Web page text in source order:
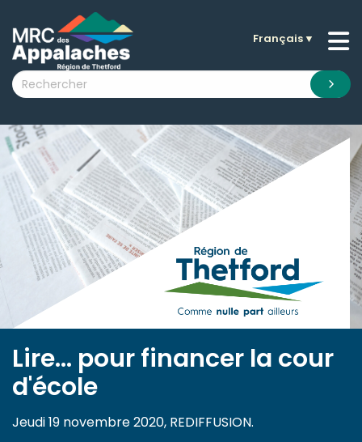
submenu (La MRC )
submenu (Citoyens )
submenu (Visiteurs )
submenu (Nouvelles )
submenu (Documentation )
Français▼
Lire... pour financer la cour
d'école
Jeudi 19 novembre 2020, REDIFFUSION.